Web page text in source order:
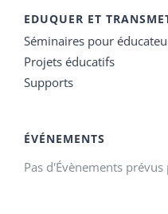
EDUQUER ET
Séminaires pour
Projets éducatifs
Supports
ÉVÉNEMENTS
Pas d'Évènements